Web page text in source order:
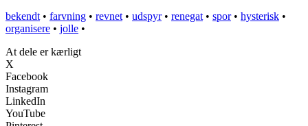
bekendt • farvning • revnet • udspyr• renegat • spor• hysterisk •
organisere • jolle •
At dele er kærligt
X
Facebook
Instagram
LinkedIn
YouTube